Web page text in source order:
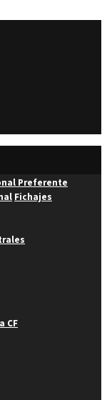
Preferente
Fichajes
CF